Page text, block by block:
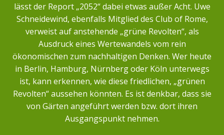
lässt der Report „2052“ dabei etwas außer Acht. Uwe
Schneidewind, ebenfalls Mitglied des Club of Rome,
verweist auf anstehende „grüne Revolten“, als
Ausdruck eines Wertewandels vom rein
ökonomischen zum nachhaltigen Denken. Wer heute
in Berlin, Hamburg, Nürnberg oder Köln unterwegs
ist, kann erkennen, wie diese friedlichen, „grünen
Revolten“ aussehen könnten. Es ist denkbar, dass sie
von Gärten angeführt werden bzw. dort ihren
Ausgangspunkt nehmen.